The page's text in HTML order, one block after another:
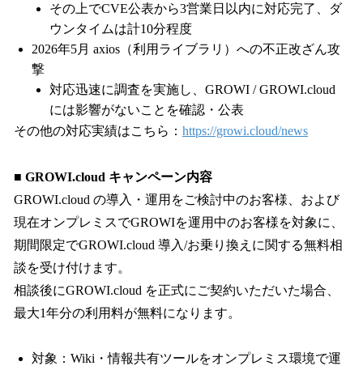
その上でCVE公表から3営業日以内に対応完了、ダ
ウンタイムは計10分程度
2026年5月 axios（利用ライブラリ）への不正改ざん攻
撃
対応迅速に調査を実施し、GROWI / GROWI.cloud
には影響がないことを確認・公表
その他の対応実績はこちら： https://growi.cloud/news
■ GROWI.cloud キャンペーン内容
GROWI.cloud の導入・運用をご検討中のお客様、および
現在オンプレミスでGROWIを運用中のお客様を対象に、
期間限定でGROWI.cloud 導入/お乗り換えに関する無料相
談を受け付けます。
相談後にGROWI.cloud を正式にご契約いただいた場合、
最大1年分の利用料が無料になります。
対象：Wiki・情報共有ツールをオンプレミス環境で運